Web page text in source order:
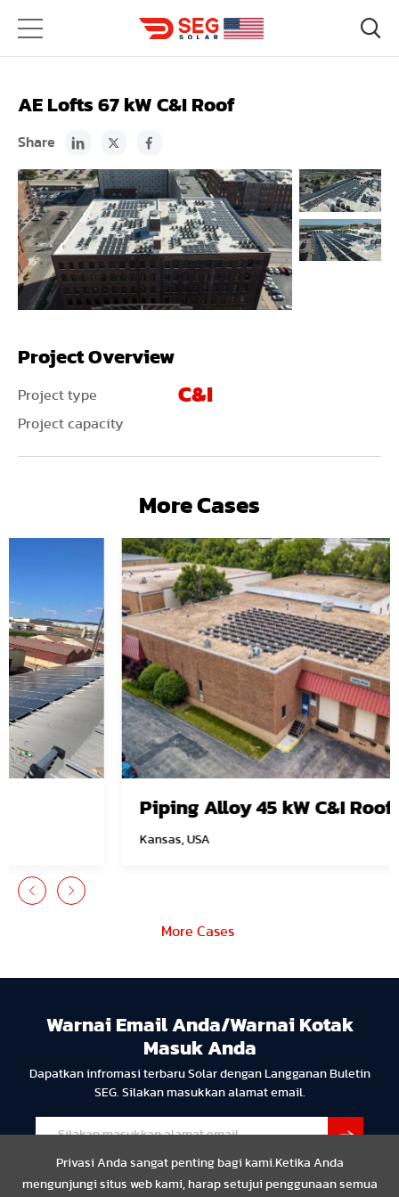
Privasi Anda sangat penting bagi kami.Ketika Anda
mengunjungi situs web kami, harap setujui penggunaan semua
AE Lofts 67 kW C&I Roof
Share
Project Overview
Project type C&I
Project capacity
More Cases
Piping Alloy 45 kW C&I Roof
More Cases
Warnai Email Anda/Warnai Kotak
Masuk Anda
Dapatkan infromasi terbaru Solar dengan Langganan Buletin
SEG. Silakan masukkan alamat email.